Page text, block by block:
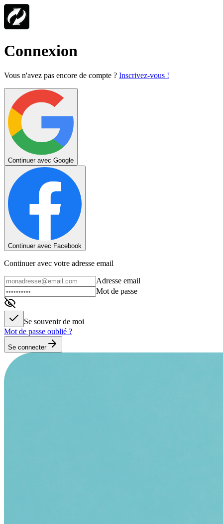
Connexion
Vous n'avez pas encore de compte ? Inscrivez-vous !
Continuer avec Google
Continuer avec Facebook
Continuer avec votre adresse email
Adresse email
Mot de passe
Se souvenir de moi
Mot de passe oublié ?
Se connecter